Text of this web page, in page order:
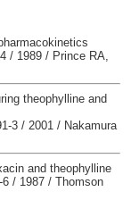
/ 1989 / Prince RA,
theophylline and
3 / 2001 / Nakamura
and theophylline
/ 1987 / Thomson